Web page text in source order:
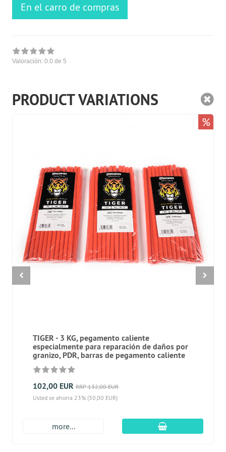
En el carro de compras
Valoración: 0.0 de 5
PRODUCT VARIATIONS
TIGER - 3 KG, pegamento caliente
especialmente para reparación de daños por
granizo, PDR, barras de pegamento caliente
102,00 EUR RRP 132,00 EUR
Usted se ahorra 23% (30,00 EUR)
more... En el carro de
%